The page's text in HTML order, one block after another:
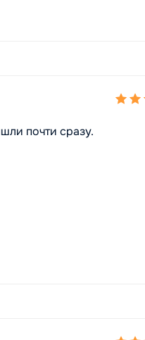
почти сразу.